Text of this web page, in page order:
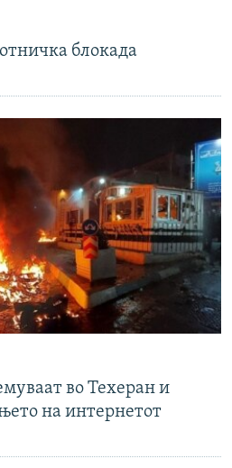
блокада
во Техеран и
на интернетот